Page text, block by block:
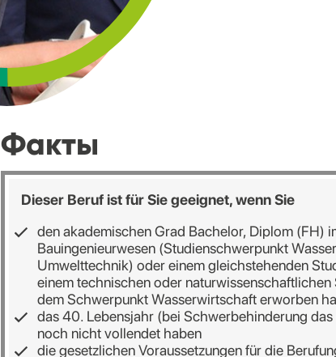
Факты
Dieser Beruf ist für Sie geeignet, wenn Sie
den akademischen Grad Bachelor, Diplom (FH)
Bauingenieurwesen (Studienschwerpunkt
Umwelttechnik) oder einem gleichstehenden
einem technischen oder naturwissenschaftlichen
dem Schwerpunkt Wasserwirtschaft erworben
das 40. Lebensjahr (bei Schwerbehinderung
noch nicht vollendet haben
die gesetzlichen Voraussetzungen für die